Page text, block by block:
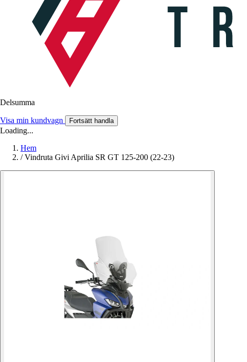
Delsumma
Visa min kundvagn Fortsätt handla
Loading...
Hem
/ Vindruta Givi Aprilia SR GT 125-200 (22-23)